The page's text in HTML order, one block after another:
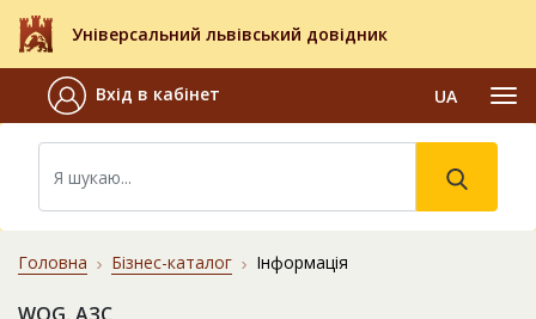
Універсальний львівський довідник
Вхід в кабінет UA
Головна Бізнес-каталог Інформація